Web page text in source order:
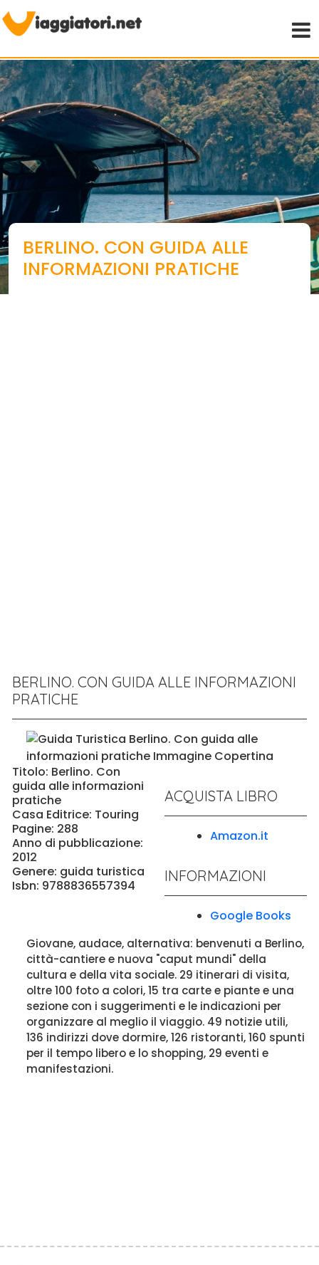
BERLINO. CON GUIDA ALLE
INFORMAZIONI PRATICHE
BERLINO. CON GUIDA ALLE INFORMAZIONI
PRATICHE
ACQUISTA LIBRO
Amazon.it
INFORMAZIONI
Google Books
Titolo: Berlino. Con
guida alle informazioni
pratiche
Casa Editrice: Touring
Pagine: 288
Anno di pubblicazione:
2012
Genere: guida turistica
Isbn: 9788836557394
Giovane, audace, alternativa: benvenuti a Berlino,
città-cantiere e nuova "caput mundi" della
cultura e della vita sociale. 29 itinerari di visita,
oltre 100 foto a colori, 15 tra carte e piante e una
sezione con i suggerimenti e le indicazioni per
organizzare al meglio il viaggio. 49 notizie utili,
136 indirizzi dove dormire, 126 ristoranti, 160 spunti
per il tempo libero e lo shopping, 29 eventi e
manifestazioni.